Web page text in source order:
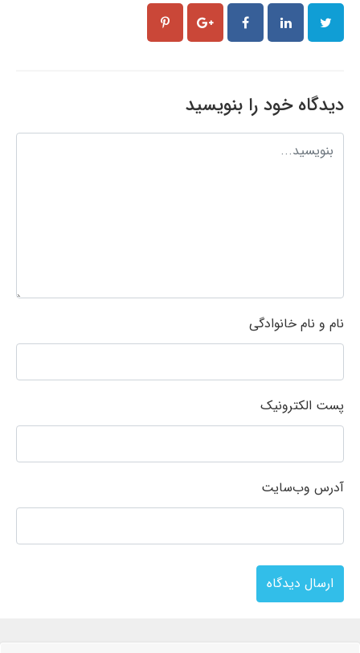
دیدگاه خود را بنویسید
نام و نام خانوادگی
پست الکترونیک
آدرس وب‌سایت
ارسال دیدگاه